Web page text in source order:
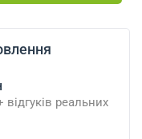
реальних